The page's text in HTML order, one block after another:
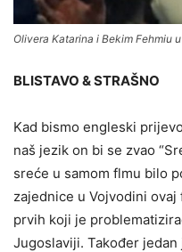
Olivera Katarina i Bekim Fehmiu
BLISTAVO & STRAŠNO
Kad bismo engleski
naš jezik on bi se zvao
sreće u samom flmu bilo
zajednice u Vojvodini
prvih koji je
Jugoslaviji. Također